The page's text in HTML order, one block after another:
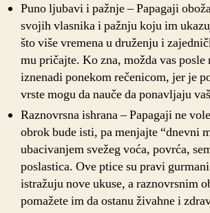
Puno ljubavi i pažnje – Papagaji
svojih vlasnika i pažnju koju im
što više vremena u druženju i
mu pričajte. Ko zna, možda vas posle
iznenadi ponekom rečenicom, jer je
vrste mogu da nauče da ponavljaju
Raznovrsna ishrana – Papagaji ne
obrok bude isti, pa menjajte “dnevni
ubacivanjem svežeg voća, povrća,
poslastica. Ove ptice su pravi
istražuju nove ukuse, a raznovrsnim
pomažete im da ostanu živahne i